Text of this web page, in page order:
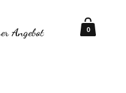
0
Angebot